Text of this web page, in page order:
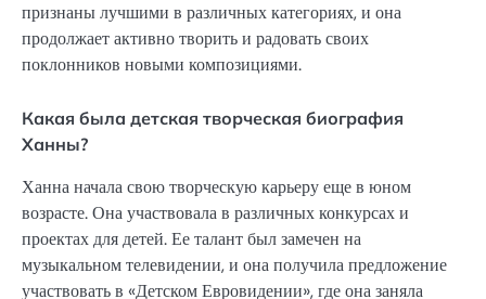
признаны лучшими в различных категориях, и она
продолжает активно творить и радовать своих
поклонников новыми композициями.
Какая была детская творческая биография
Ханны?
Ханна начала свою творческую карьеру еще в юном
возрасте. Она участвовала в различных конкурсах и
проектах для детей. Ее талант был замечен на
музыкальном телевидении, и она получила предложение
участвовать в «Детском Евровидении», где она заняла